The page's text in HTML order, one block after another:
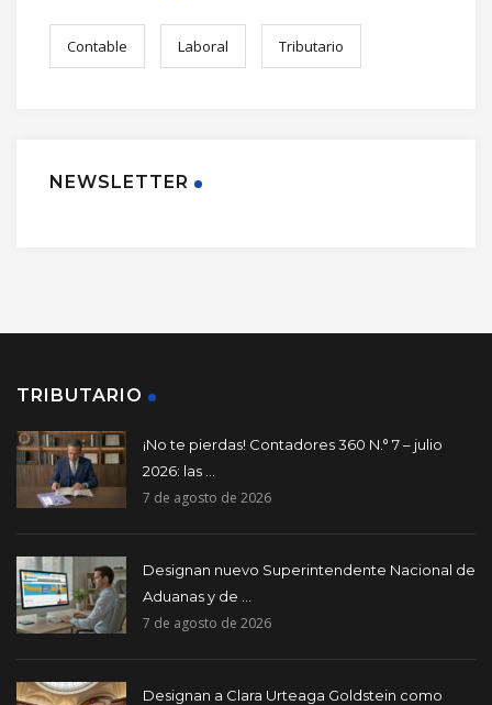
Contable Laboral Tributario
NEWSLETTER
TRIBUTARIO
¡No te pierdas! Contadores 360 N.° 7 – julio
2026: las ...
7 de agosto de 2026
Designan nuevo Superintendente Nacional de
Aduanas y de ...
7 de agosto de 2026
Designan a Clara Urteaga Goldstein como